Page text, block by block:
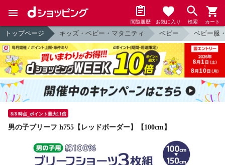
閲覧履歴 お気に入り 検索 カート
トップページ キッズ・ベビー・マタニティ ベビー ベビー服
8/8 時点_ポイント最大11倍
男の子ブリーフ h755【レッドボーダー】【100cm】